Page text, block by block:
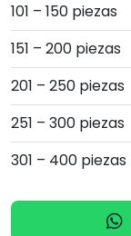
101 – 150 piezas
151 – 200 piezas
201 – 250 piezas
251 – 300 piezas
301 – 400 piezas